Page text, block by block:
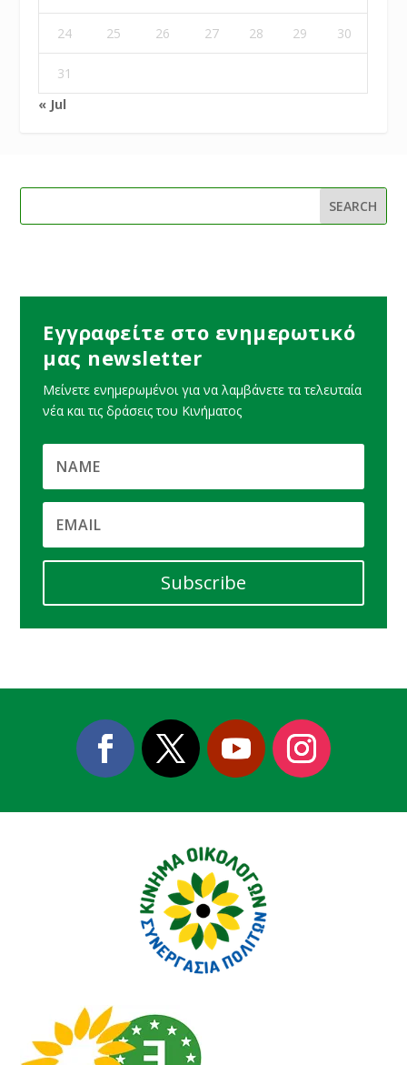
24 25 26 27 28 29 30
31
« Jul
Εγγραφείτε στο ενημερωτικό
μας newsletter
Μείνετε ενημερωμένοι για να λαμβάνετε τα τελευταία
νέα και τις δράσεις του Κινήματος
Subscribe